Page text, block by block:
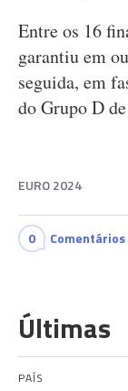
Entre os 16
garantiu em
seguida, em
do Grupo D
EURO 2024
0 Comentários
Últimas
PAÍS